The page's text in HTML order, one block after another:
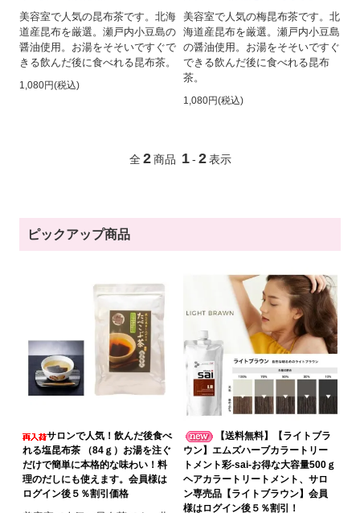
美容室で人気の昆布茶です。北海
道産昆布を厳選。瀬戸内小豆島の
醤油使用。お湯をそそいですぐで
きる飲んだ後に食べれる昆布茶。
1,080円(税込)
美容室で人気の梅昆布茶です。北
海道産昆布を厳選。瀬戸内小豆島
の醤油使用。お湯をそそいですぐ
できる飲んだ後に食べれる昆布
茶。
1,080円(税込)
全 2 商品 1 - 2 表示
ピックアップ商品
サロンで人気！飲んだ後食べ
れる塩昆布茶 （84ｇ）お湯を注ぐ
だけで簡単に本格的な味わい！料
理のだしにも使えます。会員様は
ログイン後５％割引価格
【送料無料】【ライトブラ
ウン】エムズハーブカラートリー
トメント彩-sai-お得な大容量500ｇ
ヘアカラートリートメント、サロ
ン専売品【ライトブラウン】会員
様はログイン後５％割引！